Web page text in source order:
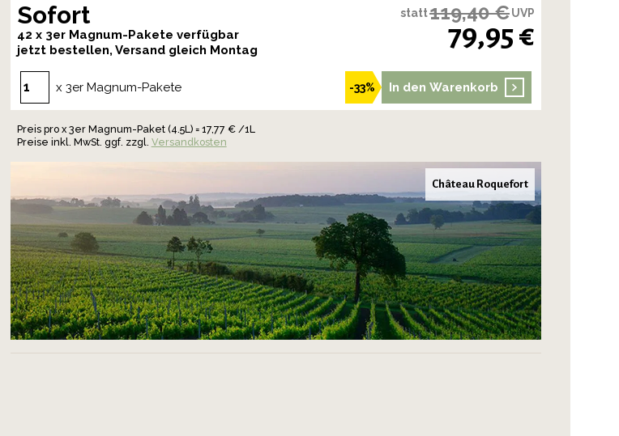
Sofort
42 x 3er Magnum-Pakete verfügbar
jetzt bestellen, Versand gleich Montag
statt119,40 €UVP
79,95 €
x 3er Magnum-Pakete -33% In den Warenkorb
Preis pro x 3er Magnum-Paket (4.5L) = 17,77 € /1L
Preise inkl. MwSt. ggf. zzgl. Versandkosten
Château Roquefort